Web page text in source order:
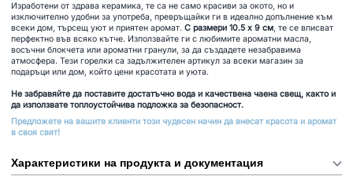
Изработени от здрава керамика, те са не само красиви за окото, но и
изключително удобни за употреба, превръщайки ги в идеално допълнение към
всеки дом, търсещ уют и приятен аромат. С размери 10.5 x 9 см, те се вписват
перфектно във всяко кътче. Използвайте ги с любимите ароматни масла,
восъчни блокчета или ароматни гранули, за да създадете незабравима
атмосфера. Тези горелки са задължителен артикул за всеки магазин за
подаръци или дом, който цени красотата и уюта.
Не забравяйте да поставите достатъчно вода и качествена чаена свещ, както и
да използвате топлоустойчива подложка за безопасност.
Предложете на вашите клиенти този чудесен начин да внесат красота и аромат
в своя свят!
Характеристики на продукта и документация